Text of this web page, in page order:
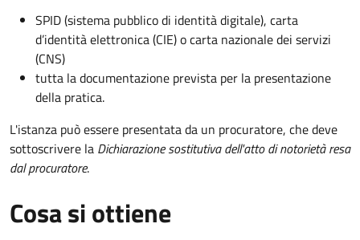
SPID (sistema pubblico di identità digitale), carta
d’identità elettronica (CIE) o carta nazionale dei servizi
(CNS)
tutta la documentazione prevista per la presentazione
della pratica.
L'istanza può essere presentata da un procuratore, che deve
sottoscrivere la Dichiarazione sostitutiva dell'atto di notorietà resa
dal procuratore.
Cosa si ottiene